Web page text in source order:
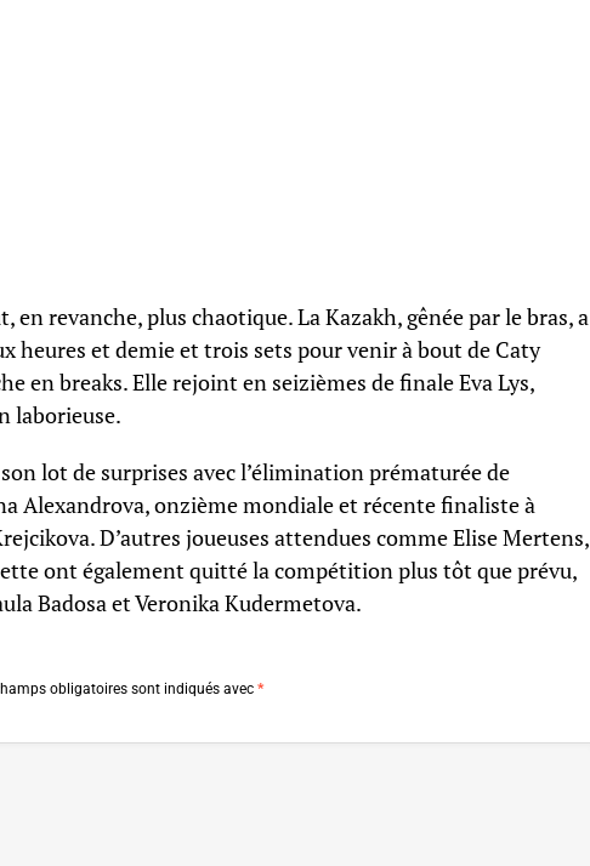
en revanche, plus chaotique. La Kazakh, gênée par le bras, a
heures et demie et trois sets pour venir à bout de Caty
en breaks. Elle rejoint en seizièmes de finale Eva Lys,
laborieuse.
lot de surprises avec l’élimination prématurée de
Alexandrova, onzième mondiale et récente finaliste à
D’autres joueuses attendues comme Elise Mertens,
ont également quitté la compétition plus tôt que prévu,
Badosa et Veronika Kudermetova.
obligatoires sont indiqués avec *